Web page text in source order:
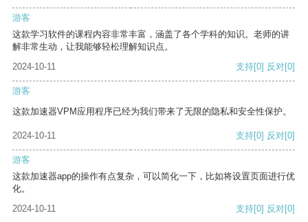
游客
这款学习软件的课程内容非常丰富，涵盖了各个学科的知识。老师的讲
解非常生动，让我能够轻松理解知识点。
2024-10-11
支持[0] 反对[0]
游客
这款加速器VPM应用程序已经为我们带来了无限的隐私和安全性保护。
2024-10-11 支持[0] 反对[0]
游客
这款加速器app的操作有点复杂，可以简化一下，比如将设置页面进行优
化。
2024-10-11
支持[0] 反对[0]